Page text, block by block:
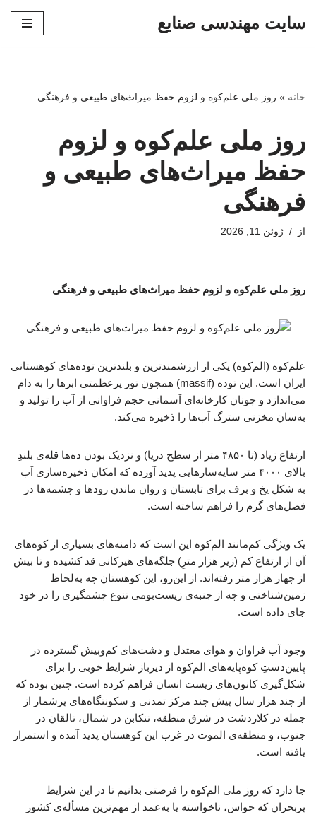
سایت مهندسی صنایع
خانه » روز ملی علم‌کوه و لزوم حفظ میراث‌های طبیعی و فرهنگی
روز ملی علم‌کوه و لزوم
حفظ میراث‌های طبیعی و
فرهنگی
از ژوئن 11, 2026
روز ملی علم‌کوه و لزوم حفظ میراث‌های طبیعی و فرهنگی
علم‌کوه (الم‌کوه) یکی از ارزشمندترین و بلندترین توده‌های کوهستانی
ایران است. این توده (massif) همچون تور پرعظمتی ابرها را به دام
می‌اندازد و چونان کارخانه‌ای آسمانی حجم فراوانی از آب را تولید و
به‌سان مخزنی سترگ آب‌ها را ذخیره می‌کند.
ارتفاع زیاد (تا ۴۸۵۰ متر از سطح دریا) و نزدیک بودن ده‌ها قله‌ی بلندِ
بالای ۴۰۰۰ متر سایه‌سارهایی پدید آورده که امکان ذخیره‌سازی آب
به شکل یخ و برف برای تابستان و روان ماندن رودها و چشمه‌ها در
فصل‌های گرم را فراهم ساخته‌ است.
یک ویژگی کم‌مانند الم‌کوه این است که دامنه‌های بسیاری از کوه‌های
آن از ارتفاع کم (زیر هزار مترِ) جلگه‌های هیرکانی قد کشیده و تا بیش
از چهار هزار متر رفته‌اند. از این‌رو، این کوهستان چه به‌لحاظ
زمین‌شناختی و چه از جنبه‌ی زیست‌بومی تنوع چشمگیری را در خود
جای داده است.
وجود آب فراوان و هوای معتدل و دشت‌های کم‌وبیش گسترده در
پایین‌دستِ کوه‌پایه‌های الم‌کوه از دیرباز شرایط خوبی را برای
شکل‌گیری کانون‌های زیست انسان فراهم کرده است. چنین بوده که
از چند هزار سال پیش چند مرکز تمدنی و سکونتگاه‌های پرشمار از
جمله در کلاردشت در شرق منطقه، تنکابن در شمال، تالقان در
جنوب، و منطقه‌ی الموت در غرب این کوهستان پدید آمده و استمرار
یافته است.
جا دارد که روز ملی الم‌کوه را فرصتی بدانیم تا در این شرایط
پربحران که حواس، ناخواسته یا به‌عمد از مهم‌ترین مسأله‌ی کشور